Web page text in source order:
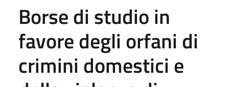
Borse di studio in
favore degli orfani di
crimini domestici e